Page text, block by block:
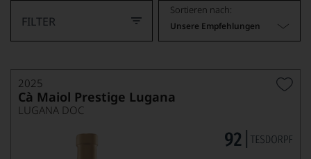
FILTER
Sortieren nach:
Unsere Empfehlungen
2025
Cà Maiol Prestige Lugana
LUGANA DOC